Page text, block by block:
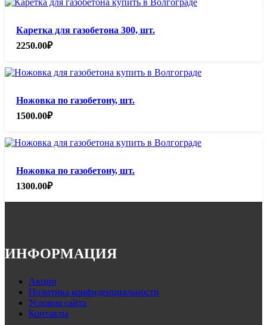
Каретка для газобетона 300, шт.
2250.00₽
Ножовка по газобетону, шт.
1500.00₽
Ножовка по газобетону, шт.
1300.00₽
ИНФОРМАЦИЯ
Акции
Политика конфиденциальности
Условия сайта
Контакты